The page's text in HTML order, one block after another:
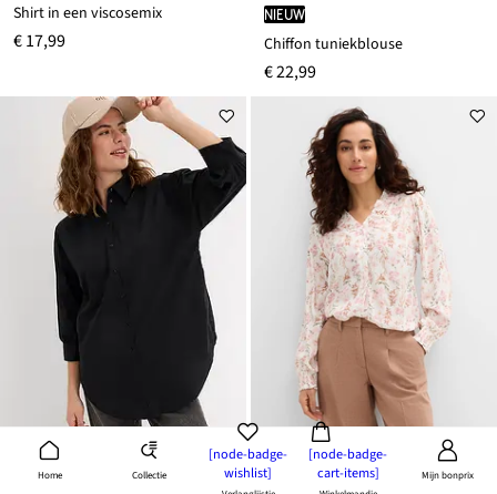
Home Collectie
[node-badge-
wishlist]
[node-badge-
cart-items]
Mijn bonprix
Shirt in een viscosemix
€ 17,99
Nieuw
Chiffon tuniekblouse
€ 22,99